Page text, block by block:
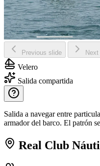
Previous slide
Velero
Salida compartida
Salida a navegar entre
armador del barco. El patrón
Real Club